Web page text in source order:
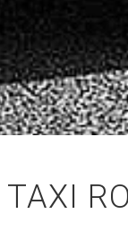
TAXI